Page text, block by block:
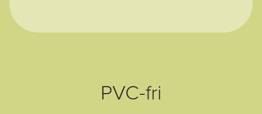
PVC-fri